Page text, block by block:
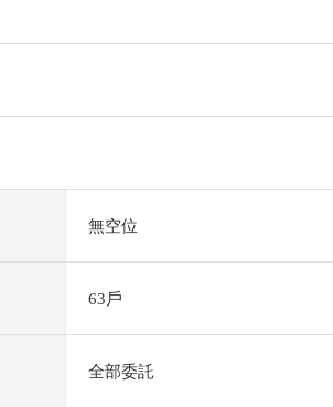
無空位
63戶
全部委託